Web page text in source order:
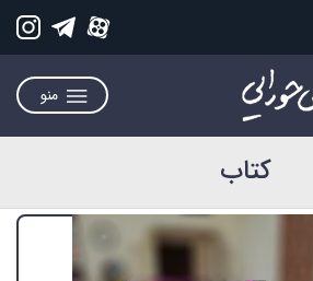
منو
کتاب